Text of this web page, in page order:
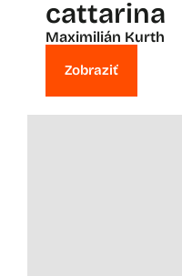
cattarina
Maximilián Kurth
Zobraziť